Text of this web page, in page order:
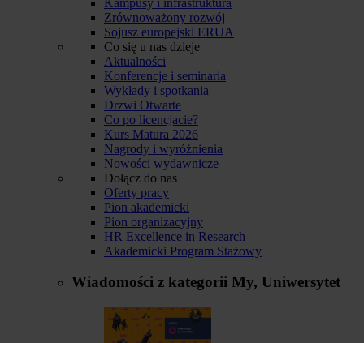
Zrównoważony rozwój
Sojusz europejski ERUA
Co się u nas dzieje
Aktualności
Konferencje i seminaria
Wykłady i spotkania
Drzwi Otwarte
Co po licencjacie?
Kurs Matura 2026
Nagrody i wyróżnienia
Nowości wydawnicze
Dołącz do nas
Oferty pracy
Pion akademicki
Pion organizacyjny
HR Excellence in Research
Akademicki Program Stażowy
Wiadomości z kategorii My, Uniwersytet